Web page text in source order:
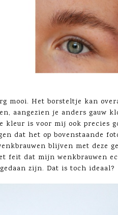
mooi. Het borsteltje kan
aangezien je anders gauw
kleur is voor mij ook precies
dat het op bovenstaande
blijven met deze
feit dat mijn wenkbrauwen
zijn. Dat is toch ideaal?